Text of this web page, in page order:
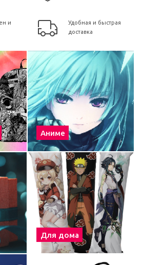
и
Удобная и быстрая
доставка
Аниме
Для дома